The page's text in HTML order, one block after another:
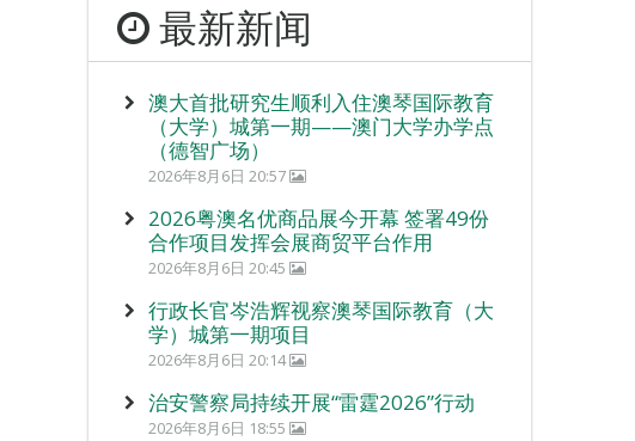
最新新闻
澳大首批研究生顺利入住澳琴国际教育
（大学）城第一期——澳门大学办学点
（德智广场）
2026年8月6日 20:57
2026粤澳名优商品展今开幕 签署49份
合作项目发挥会展商贸平台作用
2026年8月6日 20:45
行政长官岑浩辉视察澳琴国际教育（大
学）城第一期项目
2026年8月6日 20:14
治安警察局持续开展“雷霆2026”行动
2026年8月6日 18:55